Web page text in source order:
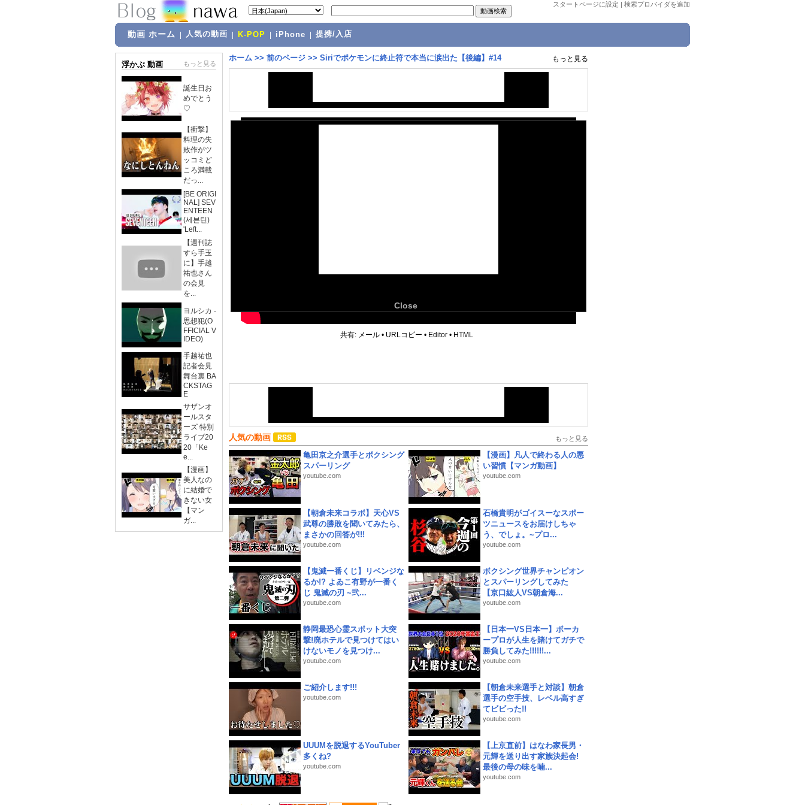
スタートページに設定 | 検索プロバイダを追加
動画 ホーム 人気の動画 K-POP iPhone 提携/入店
浮かぶ 動画 もっと見る
誕生日お
めでとう
♡
【衝撃】
料理の失
敗作がツ
ッコミど
ころ満載
だっ...
[BE ORIGI
NAL] SEV
ENTEEN
(세븐틴)
'Left...
【週刊誌
すら手玉
に】手越
祐也さん
の会見
を...
ヨルシカ -
思想犯(O
FFICIAL V
IDEO)
手越祐也
記者会見
舞台裏 BA
CKSTAG
E
サザンオ
ールスタ
ーズ 特別
ライブ20
20「Ke
e...
【漫画】
美人なの
に結婚で
きない女
【マン
ガ...
ホーム >> 前のページ >> Siriでポケモンに終止符で本当に涙出た【後編】#14 もっと見る
Close
共有: メール • URLコピー • Editor • HTML
人気の動画 もっと見る
亀田京之介選手とボクシング
スパーリング
youtube.com
【漫画】凡人で終わる人の悪
い習慣【マンガ動画】
youtube.com
【朝倉未来コラボ】天心VS
武尊の勝敗を聞いてみたら、
まさかの回答が!!!
youtube.com
石橋貴明がゴイスーなスポー
ツニュースをお届けしちゃ
う、でしょ。~プロ...
youtube.com
【鬼滅一番くじ】リベンジな
るか!? よゐこ有野が一番く
じ 鬼滅の刃 ~弐...
youtube.com
ボクシング世界チャンピオン
とスパーリングしてみた
【京口紘人VS朝倉海...
youtube.com
静岡最恐心霊スポット大突
撃!廃ホテルで見つけてはい
けないモノを見つけ...
youtube.com
【日本一VS日本一】ポーカ
ープロが人生を賭けてガチで
勝負してみた!!!!!!...
youtube.com
ご紹介します!!!
youtube.com
【朝倉未来選手と対談】朝倉
選手の空手技、レベル高すぎ
てビビった!!
youtube.com
UUUMを脱退するYouTuber
多くね?
youtube.com
【上京直前】はなわ家長男・
元輝を送り出す家族決起会!
最後の母の味を噛...
youtube.com